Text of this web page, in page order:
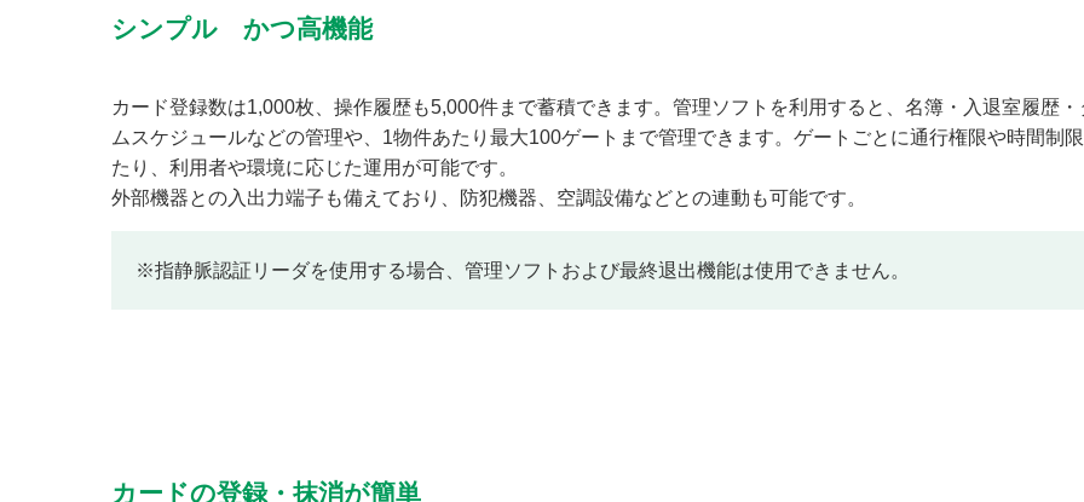
シンプル かつ高機能
カード登録数は1,000枚、操作履歴も5,000件まで蓄積できます。管理ソフトを利用すると、名簿・入退室履歴・
ムスケジュールなどの管理や、1物件あたり最大100ゲートまで管理できます。ゲートごとに通行権限や時間制
たり、利用者や環境に応じた運用が可能です。
外部機器との入出力端子も備えており、防犯機器、空調設備などとの連動も可能です。
※指静脈認証リーダを使用する場合、管理ソフトおよび最終退出機能は使用できません。
カードの登録・抹消が簡単